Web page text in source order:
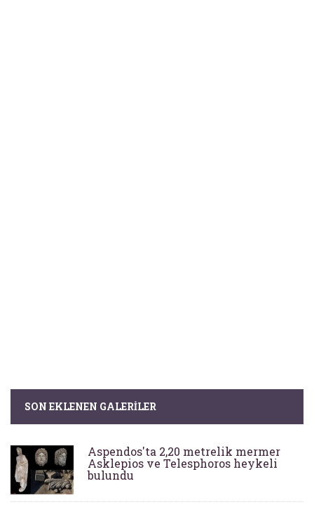
SON EKLENEN GALERILER
Aspendos'ta 2,20 metrelik mermer
Asklepios ve Telesphoros heykeli
bulundu